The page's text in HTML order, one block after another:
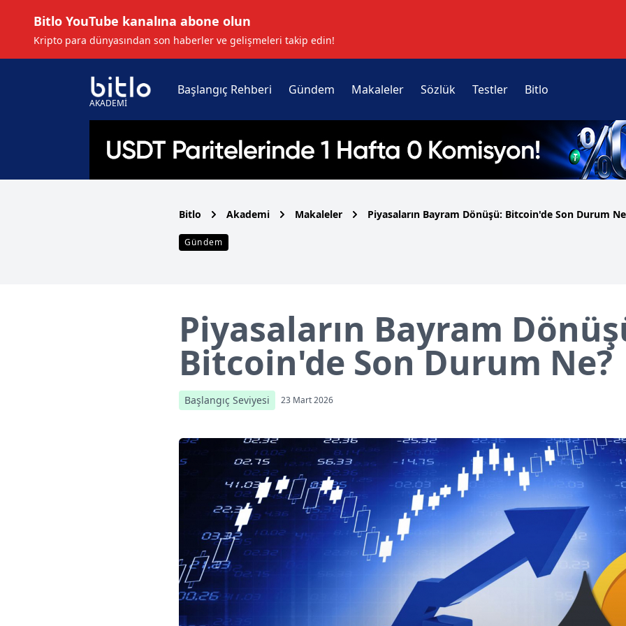
Bitlo YouTube kanalına abone olun
Kripto para dünyasından son haberler ve gelişmeleri takip edin!
AKADEMİ
Başlangıç Rehberi Gündem Makaleler Sözlük Testler Bitlo
Bitlo Akademi Makaleler Piyasaların Bayram Dönüşü: Bitcoin'de Son Durum
Gündem
Piyasaların Bayram
Bitcoin'de Son Durum Ne?
Başlangıç Seviyesi 23 Mart 2026